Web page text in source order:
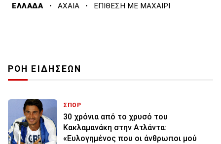
ΕΛΛΑΔΑ · ΑΧΑΙΑ · ΕΠΙΘΕΣΗ ΜΕ ΜΑΧΑΙΡΙ
ΡΟΗ ΕΙΔΗΣΕΩΝ
ΣΠΟΡ
30 χρόνια από το χρυσό του
Κακλαμανάκη στην Ατλάντα:
«Ευλογημένος που οι άνθρωποι μού